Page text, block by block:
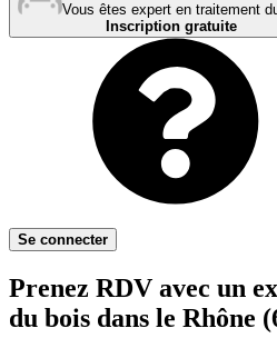
Vous êtes expert en traitement
Inscription gratuite
Se connecter
Prenez RDV avec un
du bois dans le Rhône